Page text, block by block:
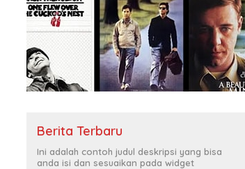
Berita Terbaru
Ini adalah contoh judul deskripsi yang bisa
anda isi dan sesuaikan pada widget